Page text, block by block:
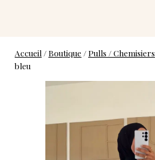
Accueil /Boutique / Pulls / Chemisiers
bleu